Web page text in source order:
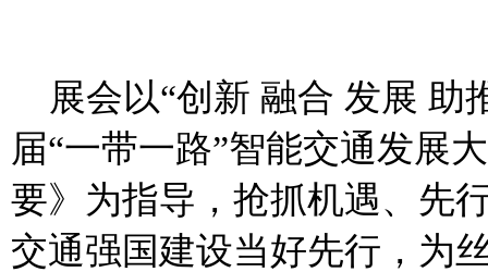
展会以“创新 融合 发展 助
届“一带一路”智能交通发展
要》为指导，抢抓机遇、先
交通强国建设当好先行，为